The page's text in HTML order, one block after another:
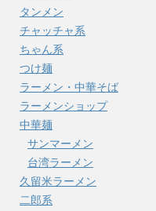
タンメン
チャッチャ系
ちゃん系
つけ麺
ラーメン・中華そば
ラーメンショップ
中華麺
サンマーメン
台湾ラーメン
久留米ラーメン
二郎系